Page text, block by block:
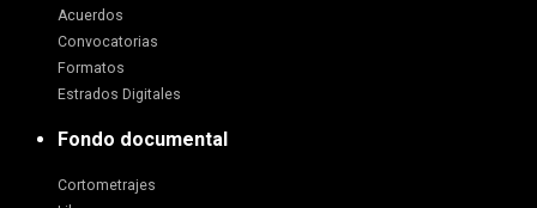
Acuerdos
Convocatorias
Formatos
Estrados Digitales
Fondo documental
Cortometrajes